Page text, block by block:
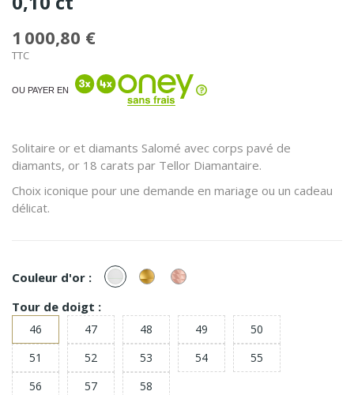
1 000,80 €
TTC
OU PAYER EN
Solitaire or et diamants Salomé avec corps pavé de
diamants, or 18 carats par Tellor Diamantaire.
Choix iconique pour une demande en mariage ou un cadeau
délicat.
Couleur d'or : or
Blanc
or
Jaune
or
Rose
Tour de doigt :
46 47 48 49
50
51
52 53 54
55
56
57 58